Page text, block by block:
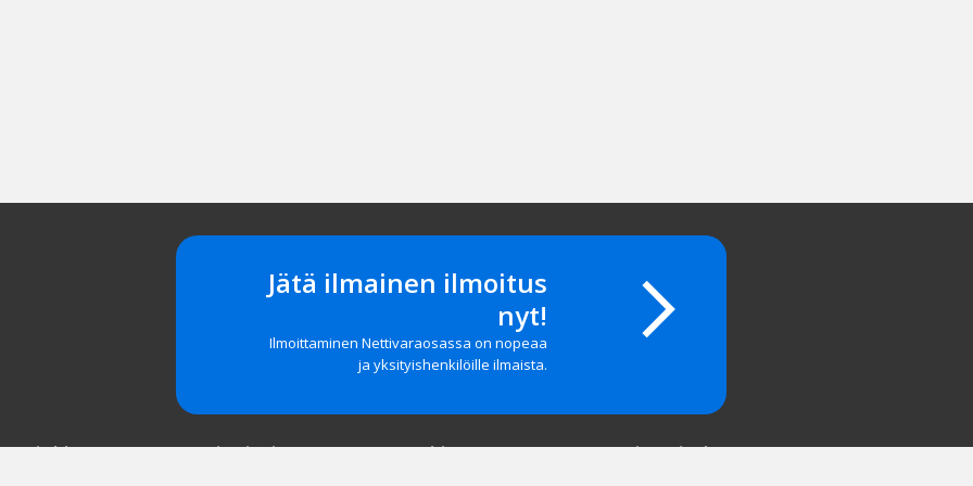
Jätä ilmainen ilmoitus
nyt!
Ilmoittaminen Nettivaraosassa on nopeaa
ja yksityishenkilöille ilmaista.
asiakkaat Navigointi Tuki Yritystiedot